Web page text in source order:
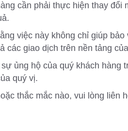
cần phải thực hiện thay
việc này không chỉ giúp
các giao dịch trên nền tảng
ủng hộ của quý khách
quý vị.
thắc mắc nào, vui lòng liên